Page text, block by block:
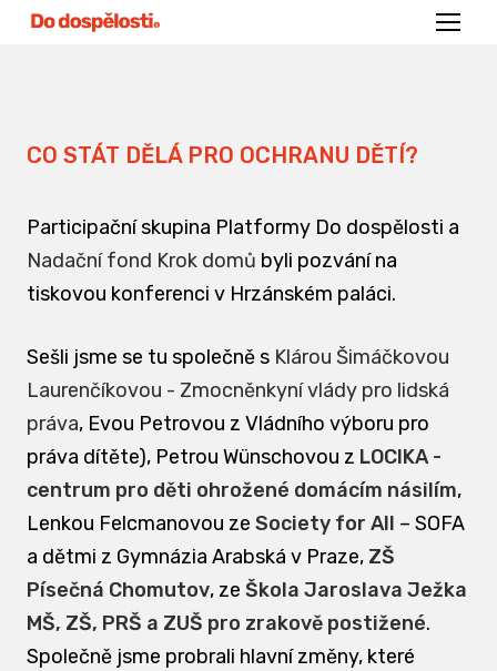
Menu
CO STÁT DĚLÁ PRO OCHRANU DĚTÍ?
Participační skupina Platformy Do dospělosti a
Nadační fond Krok domů byli pozvání na
tiskovou konferenci v Hrzánském paláci.
Sešli jsme se tu společně s Klárou Šimáčkovou
Laurenčíkovou - Zmocněnkyní vlády pro lidská
práva, Evou Petrovou z Vládního výboru pro
práva dítěte), Petrou Wünschovou z LOCIKA -
centrum pro děti ohrožené domácím násilím,
Lenkou Felcmanovou ze Society for All – SOFA
a dětmi z Gymnázia Arabská v Praze, ZŠ
Písečná Chomutov, ze Škola Jaroslava Ježka
MŠ, ZŠ, PRŠ a ZUŠ pro zrakově postižené.
Společně jsme probrali hlavní změny, které